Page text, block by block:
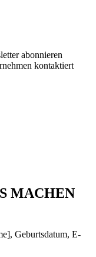
abonnieren
kontaktiert
MACHEN
Geburtsdatum, E-